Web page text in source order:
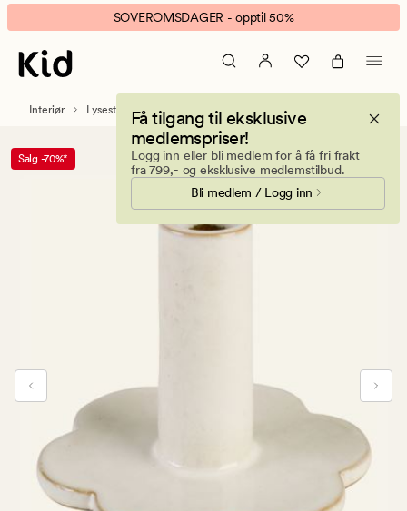
Flower
lysestake
offwhite
banner.
Klikk
ESCAPE
pause.
SOVEROMSDAGER - opptil 50%
Få tilgang til eksklusive
medlemspriser!
Logg inn eller bli medlem for å få fri frakt
fra 799,- og eksklusive medlemstilbud.
Bli medlem / Logg inn
Interiør Lysestaker og telysholdere
Salg -70%*